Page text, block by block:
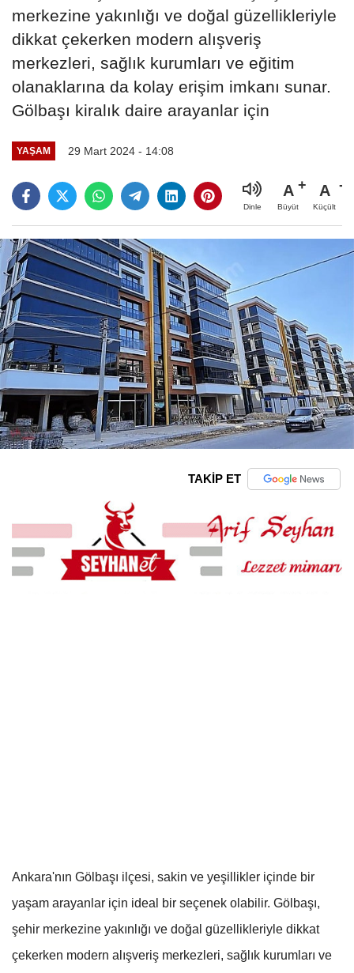
merkezine yakınlığı ve doğal güzellikleriyle
dikkat çekerken modern alışveriş
merkezleri, sağlık kurumları ve eğitim
olanaklarına da kolay erişim imkanı sunar.
Gölbaşı kiralık daire arayanlar için
YAŞAM 29 Mart 2024 - 14:08
Dinle
A
Büyüt
A
Küçült
TAKİP ET
Ankara'nın Gölbaşı ilçesi, sakin ve yeşillikler içinde bir
yaşam arayanlar için ideal bir seçenek olabilir. Gölbaşı,
şehir merkezine yakınlığı ve doğal güzellikleriyle dikkat
çekerken modern alışveriş merkezleri, sağlık kurumları ve